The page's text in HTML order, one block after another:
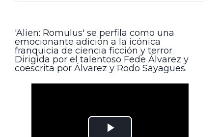
'Alien: Romulus' se perfila como una
emocionante adición a la icónica
franquicia de ciencia ficción y terror.
Dirigida por el talentoso Fede Álvarez y
coescrita por Álvarez y Rodo Sayagues.